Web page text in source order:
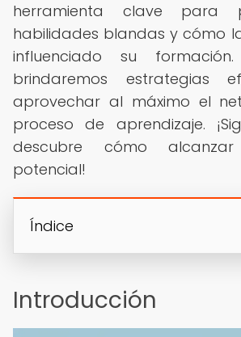
herramienta clave para
habilidades blandas y cómo
influenciado su
brindaremos estrategias
aprovechar al máximo el
proceso de aprendizaje.
descubre cómo
potencial!
Índice
Introducción